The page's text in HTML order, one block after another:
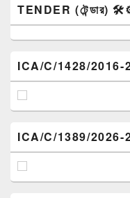
TENDER (টেন্ডার)
ICA/C/1428/2016-
ICA/C/1389/2026-